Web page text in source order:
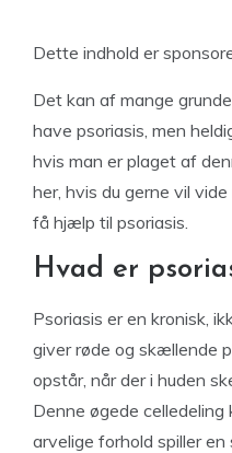
Dette indhold er
Det kan af mange
have psoriasis, men
hvis man er plaget af
her, hvis du gerne vil
få hjælp til psoriasis.
Hvad er
Psoriasis er en kronisk,
giver røde og skællende
opstår, når der i huden
Denne øgede
arvelige forhold spiller en